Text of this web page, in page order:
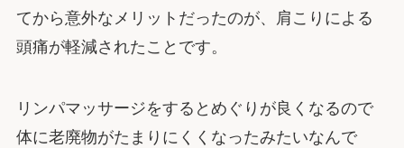
てから意外なメリットだったのが、肩こりによる
頭痛が軽減されたことです。
リンパマッサージをするとめぐりが良くなるので
体に老廃物がたまりにくくなったみたいなんで